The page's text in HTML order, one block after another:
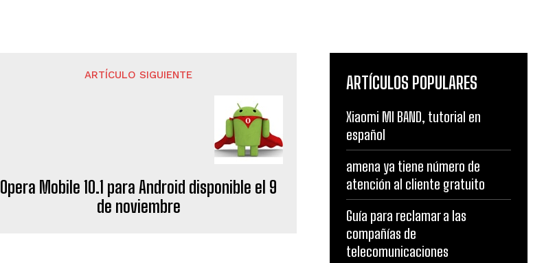
ARTÍCULO SIGUIENTE
Opera Mobile 10.1 para Android disponible el 9
de noviembre
ARTÍCULOS POPULARES
Xiaomi MI BAND, tutorial en
español
amena ya tiene número de
atención al cliente gratuito
Guía para reclamar a las
compañías de
telecomunicaciones